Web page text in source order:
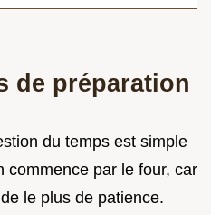
de préparation
du temps est simple
commence par le four, car
le plus de patience.